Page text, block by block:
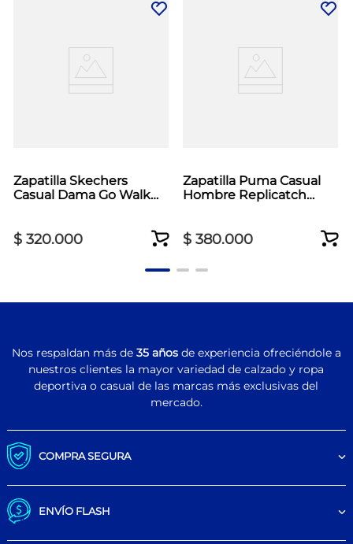
Zapatilla Skechers
Casual Dama Go Walk
$ 320.000
Zapatilla Puma Casual
Hombre Replicatch
$ 380.000
Nos respaldan más de 35 añosde experiencia ofreciéndole a
nuestros clientes la mayor variedad de calzado y ropa
deportiva o casual de las marcas más exclusivas del
mercado.
COMPRA SEGURA
ENVÍO FLASH